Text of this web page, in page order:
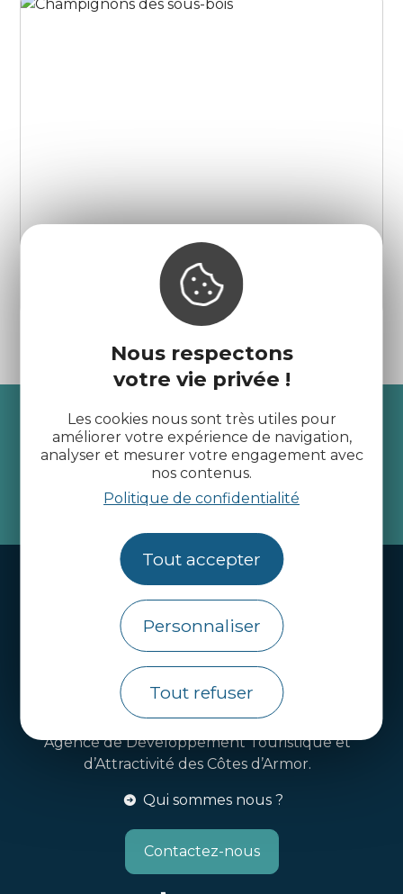
Nous respectons
votre vie privée !
Les cookies nous sont très utiles pour
améliorer votre expérience de navigation,
analyser et mesurer votre engagement avec
nos contenus.
Politique de confidentialité
Tout accepter
Personnaliser
Tout refuser
Champignons des sous-bois
Recevez l’actualité des
Côtes d’Armor
je m'abonne
Handi-tourisme
Côtes d’Armor Destination
Agence de Développement Touristique et
d’Attractivité des Côtes d’Armor.
Qui sommes nous ?
Contactez-nous